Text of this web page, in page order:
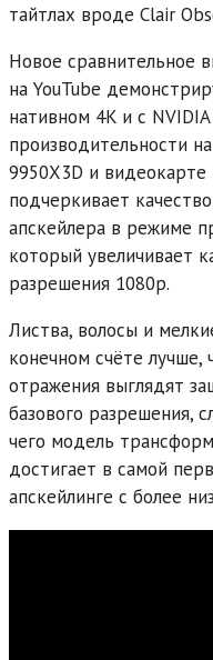
тайтлах вроде Clair
Новое сравнительное
на YouTube
нативном 4K и с
производительности
9950X3D и видеокарте
подчеркивает
апскейлера в режиме
который увеличивает
разрешения 1080p.
Листва, волосы и
конечном счёте
отражения выглядят
базового разрешения,
чего модель
достигает в самой
апскейлинге с более